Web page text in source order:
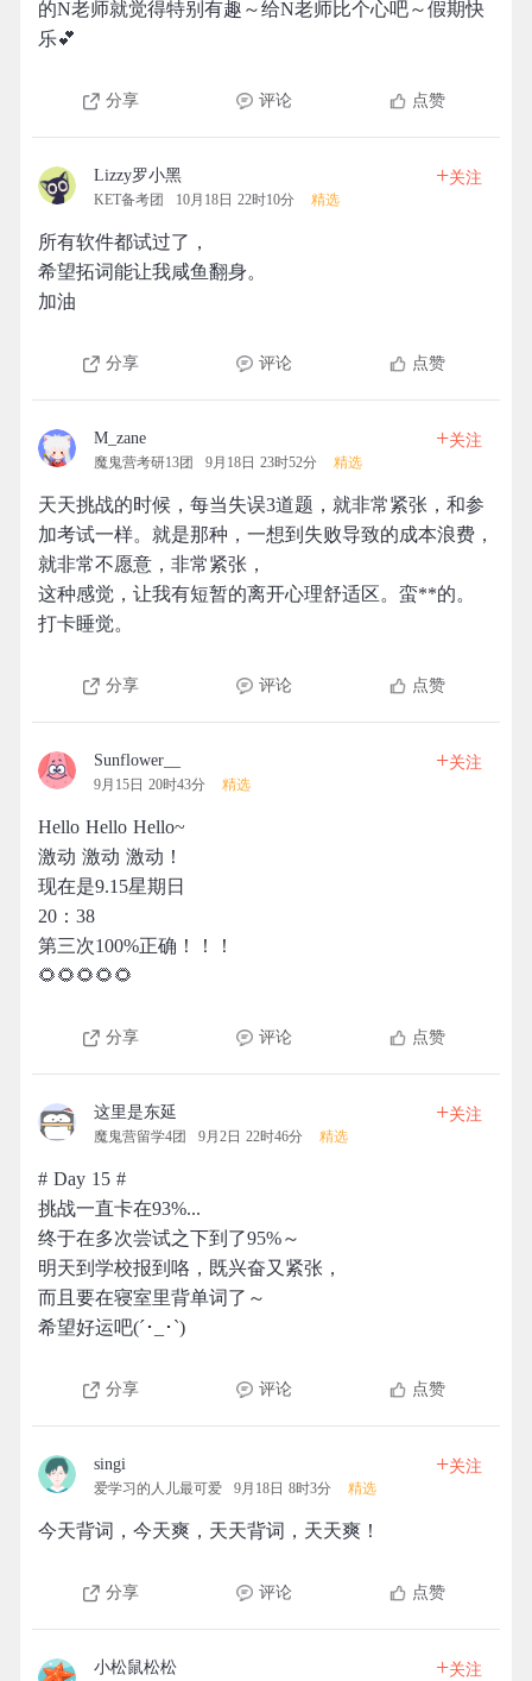
的N老师就觉得特别有趣～给N老师比个心吧～假期快
乐💕
分享 评论 点赞
Lizzy罗小黑
KET备考团 10月18日 22时10分 精选
+关注
所有软件都试过了，
希望拓词能让我咸鱼翻身。
加油
分享 评论 点赞
M_zane
魔鬼营考研13团 9月18日 23时52分 精选
+关注
天天挑战的时候，每当失误3道题，就非常紧张，和参
加考试一样。就是那种，一想到失败导致的成本浪费，
就非常不愿意，非常紧张，
这种感觉，让我有短暂的离开心理舒适区。蛮**的。
打卡睡觉。
分享 评论 点赞
Sunflower__
9月15日 20时43分 精选
+关注
Hello Hello Hello~
激动 激动 激动！
现在是9.15星期日
20：38
第三次100%正确！！！
🌻🌻🌻🌻🌻
分享 评论 点赞
这里是东延
魔鬼营留学4团 9月2日 22时46分 精选
+关注
# Day 15 #
挑战一直卡在93%...
终于在多次尝试之下到了95%～
明天到学校报到咯，既兴奋又紧张，
而且要在寝室里背单词了～
希望好运吧(´･_･`)
分享 评论 点赞
singi
爱学习的人儿最可爱 9月18日 8时3分 精选
+关注
今天背词，今天爽，天天背词，天天爽！
分享 评论 点赞
小松鼠松松 +关注